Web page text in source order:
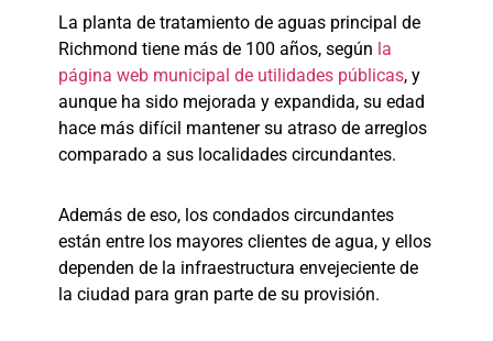
La planta de tratamiento de aguas principal de
Richmond tiene más de 100 años, según la
página web municipal de utilidades públicas, y
aunque ha sido mejorada y expandida, su edad
hace más difícil mantener su atraso de arreglos
comparado a sus localidades circundantes.
Además de eso, los condados circundantes
están entre los mayores clientes de agua, y ellos
dependen de la infraestructura envejeciente de
la ciudad para gran parte de su provisión.